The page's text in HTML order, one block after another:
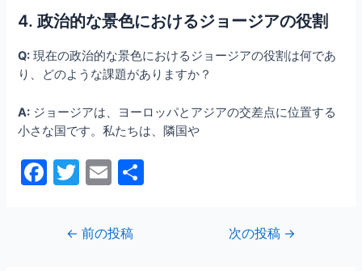
4. 政治的な景色におけるジョージアの役割
Q: 現在の政治的な景色におけるジョージアの役割は何であ
り、どのような課題がありますか？
A: ジョージアは、ヨーロッパとアジアの交差点に位置する
小さな国です。私たちは、隣国や
F
T
itt
er
E
ai
l
← 前の投稿 次の投稿 →